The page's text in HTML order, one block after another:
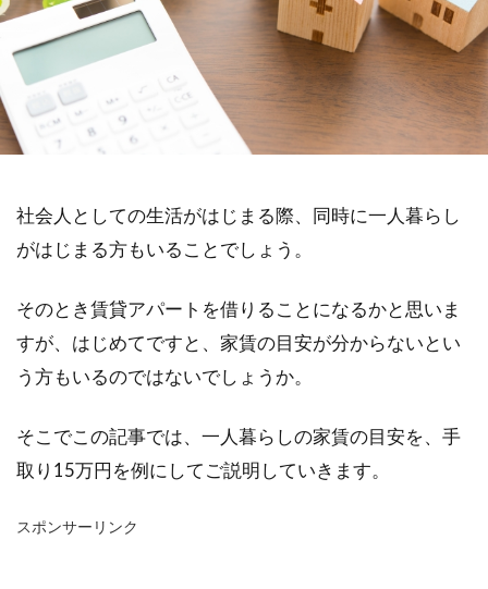
社会人としての生活がはじまる際、同時に一人暮らし
がはじまる方もいることでしょう。
そのとき賃貸アパートを借りることになるかと思いま
すが、はじめてですと、家賃の目安が分からないとい
う方もいるのではないでしょうか。
そこでこの記事では、一人暮らしの家賃の目安を、手
取り15万円を例にしてご説明していきます。
スポンサーリンク